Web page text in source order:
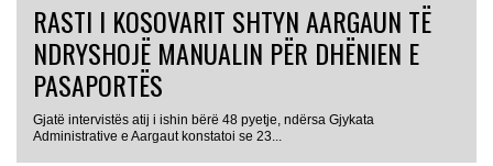
RASTI I KOSOVARIT SHTYN AARGAUN TË
NDRYSHOJË MANUALIN PËR DHËNIEN E
PASAPORTËS
Gjatë intervistës atij i ishin bërë 48 pyetje, ndërsa Gjykata
Administrative e Aargaut konstatoi se 23...